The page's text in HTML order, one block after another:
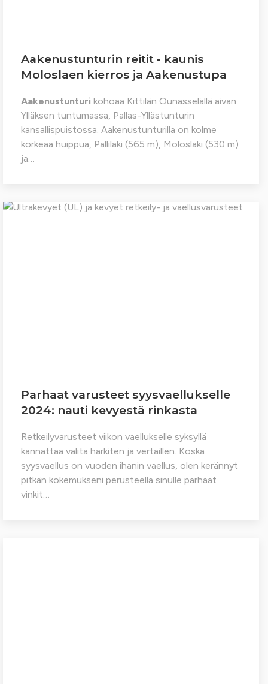
Aakenustunturin reitit - kaunis
Moloslaen kierros ja Aakenustupa
Aakenustunturi kohoaa Kittilän Ounasselällä aivan
Ylläksen tuntumassa, Pallas-Yllästunturin
kansallispuistossa. Aakenustunturilla on kolme
korkeaa huippua, Pallilaki (565 m), Moloslaki (530 m)
ja…
Parhaat varusteet syysvaellukselle
2024: nauti kevyestä rinkasta
Retkeilyvarusteet viikon vaellukselle syksyllä
kannattaa valita harkiten ja vertaillen. Koska
syysvaellus on vuoden ihanin vaellus, olen kerännyt
pitkän kokemukseni perusteella sinulle parhaat
vinkit…